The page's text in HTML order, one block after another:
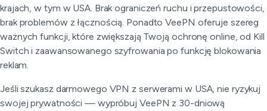
krajach, w tym w USA. Brak ograniczeń ruchu i przepustowości,
brak problemów z łącznością. Ponadto VeePN oferuje szereg
ważnych funkcji, które zwiększają Twoją ochronę online, od Kill
Switch i zaawansowanego szyfrowania po funkcję blokowania
reklam.
Jeśli szukasz darmowego VPN z serwerami w USA, nie ryzykuj
swojej prywatności — wypróbuj VeePN z 30-dniową